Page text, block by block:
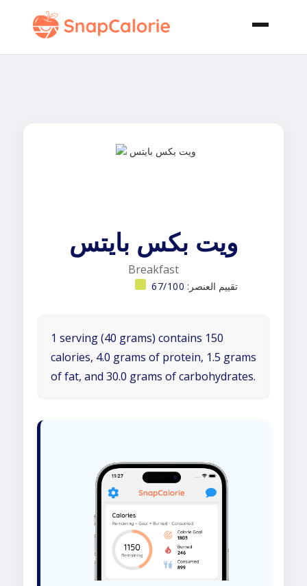
ويت بكس بايتس
Breakfast
تقييم العنصر: 67/100
1 serving (40 grams) contains 150
calories, 4.0 grams of protein, 1.5 grams
of fat, and 30.0 grams of carbohydrates.